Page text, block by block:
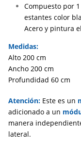
Compuesto por
estantes color
Acero y pintura
Medidas:
Alto 200 cm
Ancho 200 cm
Profundidad 60 cm
Atención: Este es un
adicionado a un
manera
lateral.